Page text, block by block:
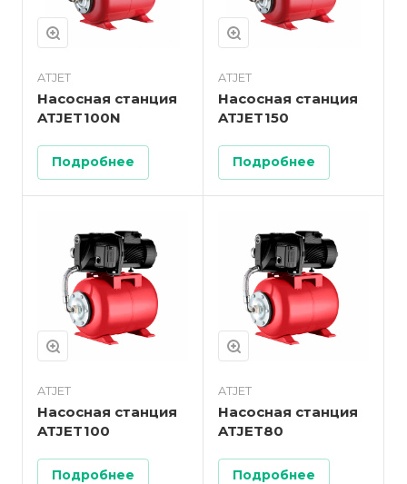
ATJET
Насосная станция
ATJET100N
Подробнее
ATJET
Насосная станция
ATJET150
Подробнее
ATJET
Насосная станция
ATJET100
Подробнее
ATJET
Насосная станция
ATJET80
Подробнее